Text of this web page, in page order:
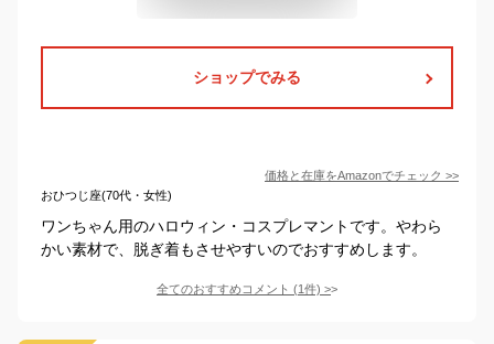
ショップでみる
価格と在庫をAmazonでチェック >>
おひつじ座(70代・女性)
ワンちゃん用のハロウィン・コスプレマントです。やわら
かい素材で、脱ぎ着もさせやすいのでおすすめします。
全てのおすすめコメント (1件) >